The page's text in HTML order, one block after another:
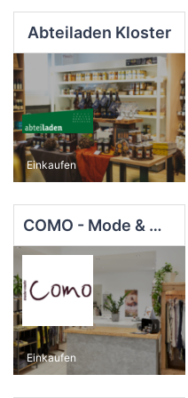
Abteiladen Kloster
Einkaufen
COMO - Mode & mehr
Einkaufen